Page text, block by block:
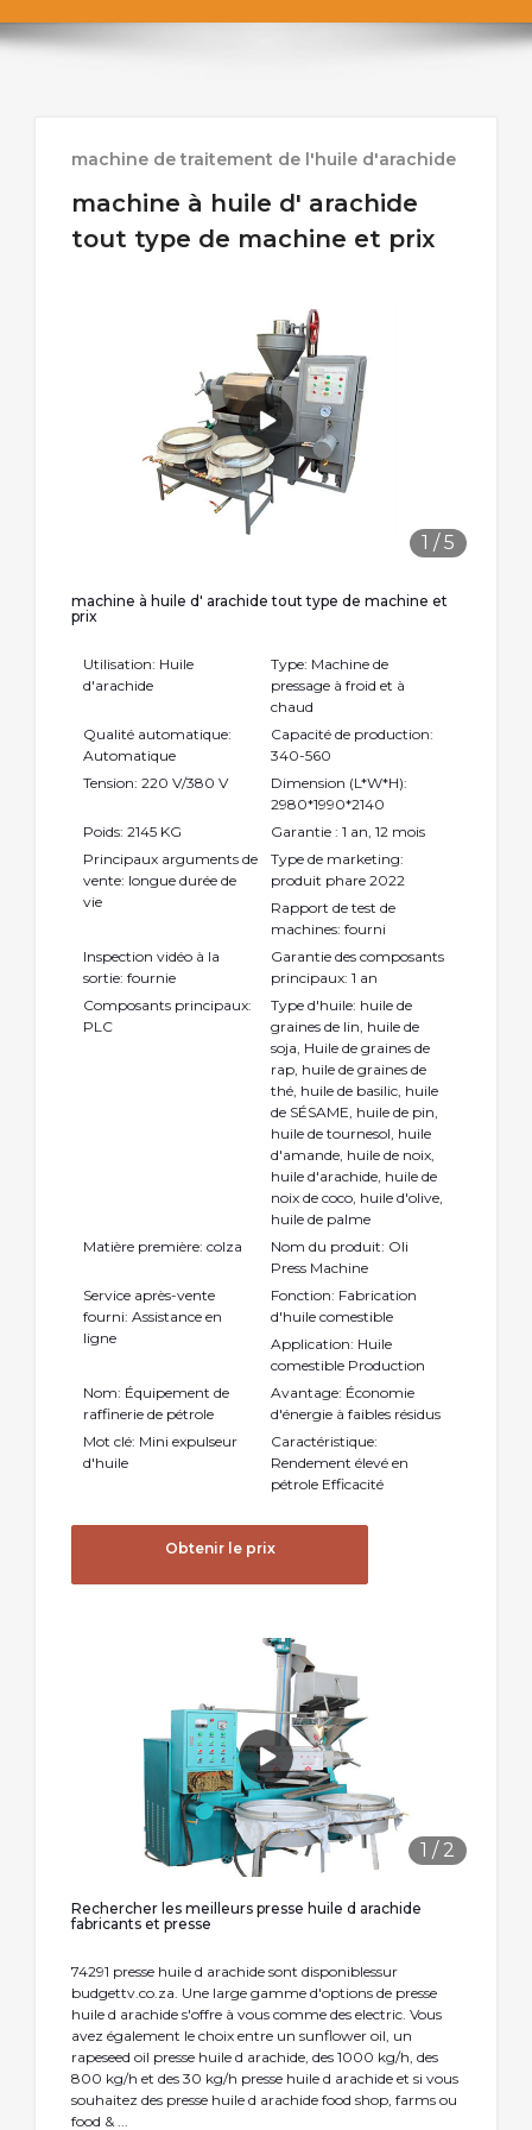
machine de traitement de l'huile d'arachide
machine à huile d' arachide
tout type de machine et prix
1 /5
machine à huile d' arachide tout type de machine et
prix
Utilisation: Huile
d'arachide
Type: Machine de
pressage à froid et à
chaud
Qualité automatique:
Automatique
Capacité de production:
340-560
Tension: 220 V/380 V
Dimension (L*W*H):
2980*1990*2140
Poids: 2145 KG
Garantie : 1 an, 12 mois
Principaux arguments de
vente: longue durée de
vie
Type de marketing:
produit phare 2022
Rapport de test de
machines: fourni
Inspection vidéo à la
sortie: fournie
Garantie des composants
principaux: 1 an
Composants principaux:
PLC
Type d'huile: huile de
graines de lin, huile de
soja, Huile de graines de
rap, huile de graines de
thé, huile de basilic, huile
de SÉSAME, huile de pin,
huile de tournesol, huile
d'amande, huile de noix,
huile d'arachide, huile de
noix de coco, huile d'olive,
huile de palme
Matière première: colza
Nom du produit: Oli
Press Machine
Service après-vente
fourni: Assistance en
ligne
Fonction: Fabrication
d'huile comestible
Application: Huile
comestible Production
Nom: Équipement de
raffinerie de pétrole
Avantage: Économie
d'énergie à faibles résidus
Mot clé: Mini expulseur
d'huile
Caractéristique:
Rendement élevé en
pétrole Efficacité
Obtenir le prix
1 / 2
Rechercher les meilleurs presse huile d arachide
fabricants et presse
74291 presse huile d arachide sont disponiblessur
budgettv.co.za. Une large gamme d'options de presse
huile d arachide s'offre à vous comme des electric. Vous
avez également le choix entre un sunflower oil, un
rapeseed oil presse huile d arachide, des 1000 kg/h, des
800 kg/h et des 30 kg/h presse huile d arachide et si vous
souhaitez des presse huile d arachide food shop, farms ou
food & ...